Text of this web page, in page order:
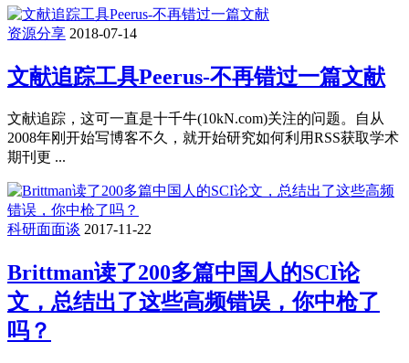
资源分享 2018-07-14
文献追踪工具Peerus-不再错过一篇文献
文献追踪，这可一直是十千牛(10kN.com)关注的问题。自从
2008年刚开始写博客不久，就开始研究如何利用RSS获取学术
期刊更 ...
科研面面谈 2017-11-22
Brittman读了200多篇中国人的SCI论
文，总结出了这些高频错误，你中枪了
吗？